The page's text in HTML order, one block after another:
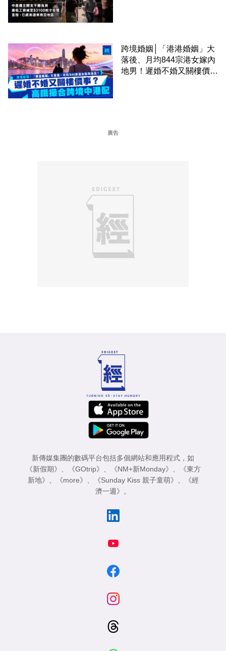
跨境婚姻│「港港婚姻」大
落後、月均844宗港女嫁內
地男！遲婚不婚又關樓價
廣告
新傳媒集團的數碼平台包括多個網站和應用程式，如
《新假期》
《GOtrip》 《NM+新Monday》
《東方
新地》
《more》 《Sunday Kiss 親子童萌》
《經
濟一週》
。